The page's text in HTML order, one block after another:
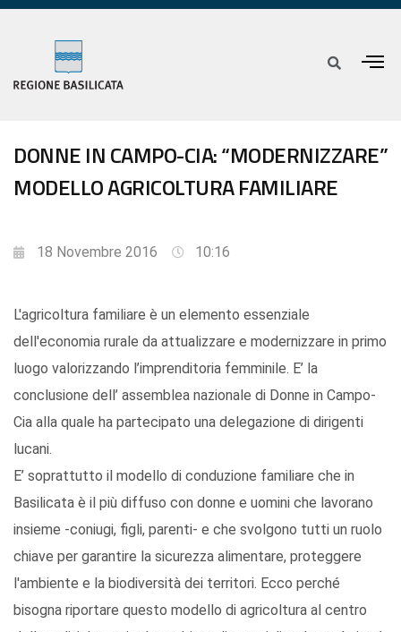
DONNE IN CAMPO-CIA: “MODERNIZZARE”
MODELLO AGRICOLTURA FAMILIARE
18 Novembre 2016 10:16
L'agricoltura familiare è un elemento essenziale
dell'economia rurale da attualizzare e modernizzare in primo
luogo valorizzando l’imprenditoria femminile. E’ la
conclusione dell’ assemblea nazionale di Donne in Campo-
Cia alla quale ha partecipato una delegazione di dirigenti
lucani.
E’ soprattutto il modello di conduzione familiare che in
Basilicata è il più diffuso con donne e uomini che lavorano
insieme -coniugi, figli, parenti- e che svolgono tutti un ruolo
chiave per garantire la sicurezza alimentare, proteggere
l'ambiente e la biodiversità dei territori. Ecco perché
bisogna riportare questo modello di agricoltura al centro